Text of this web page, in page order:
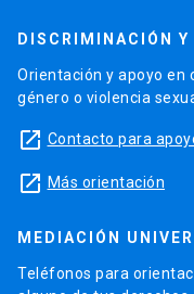
DISCRIMINACIÓN
Orientación y apoyo en
género o violencia
launch Contacto para
launch Más orientación
MEDIACIÓN
Teléfonos para